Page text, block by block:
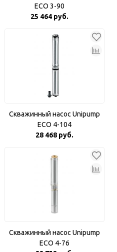
ECO 3-90
25 464 руб.
Скважинный насос Unipump
ECO 4-104
28 468 руб.
Скважинный насос Unipump
ECO 4-76